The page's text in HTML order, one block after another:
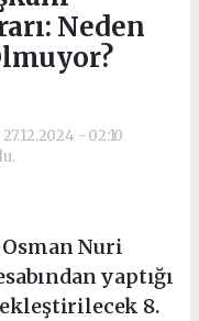
Neden
- 02:10
Nuri
yaptığı
8.